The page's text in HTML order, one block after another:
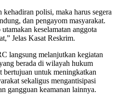
polisi, maka harus segera
dan pengayom masyarakat.
keselamatan anggota
Jelas Kasat Reskrim.
langsung melanjutkan kegiatan
berada di wilayah hukum
bertujuan untuk meningkatkan
sekaligus mengantisipasi
gangguan keamanan lainnya.